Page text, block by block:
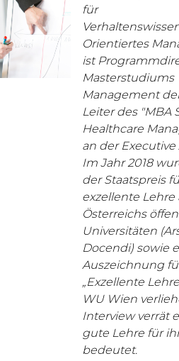
für
Orientiertes
ist
Masterstudiums
Management
Leiter des "MBA
Healthcare
an der Executive
Im Jahr 2018
der Staatspreis
exzellente Lehre
Österreichs
Universitäten
Docendi) sowie
Auszeichnung
„Exzellente
WU Wien
Interview verrät
gute Lehre für
bedeutet.